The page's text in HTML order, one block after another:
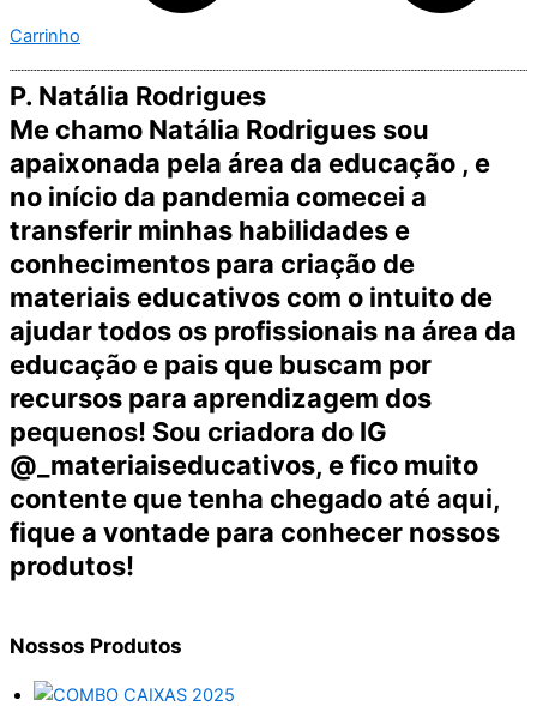
Carrinho
P. Natália Rodrigues
Me chamo Natália Rodrigues sou
apaixonada pela área da educação , e
no início da pandemia comecei a
transferir minhas habilidades e
conhecimentos para criação de
materiais educativos com o intuito de
ajudar todos os profissionais na área da
educação e pais que buscam por
recursos para aprendizagem dos
pequenos! Sou criadora do IG
@_materiaiseducativos, e fico muito
contente que tenha chegado até aqui,
fique a vontade para conhecer nossos
produtos!
Nossos Produtos